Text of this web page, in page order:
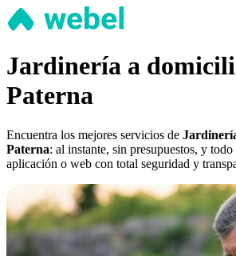
Jardinería a
Paterna
Encuentra los mejores servicios de
Paterna: al instante, sin presupuestos, y todo
aplicación o web con total seguridad y